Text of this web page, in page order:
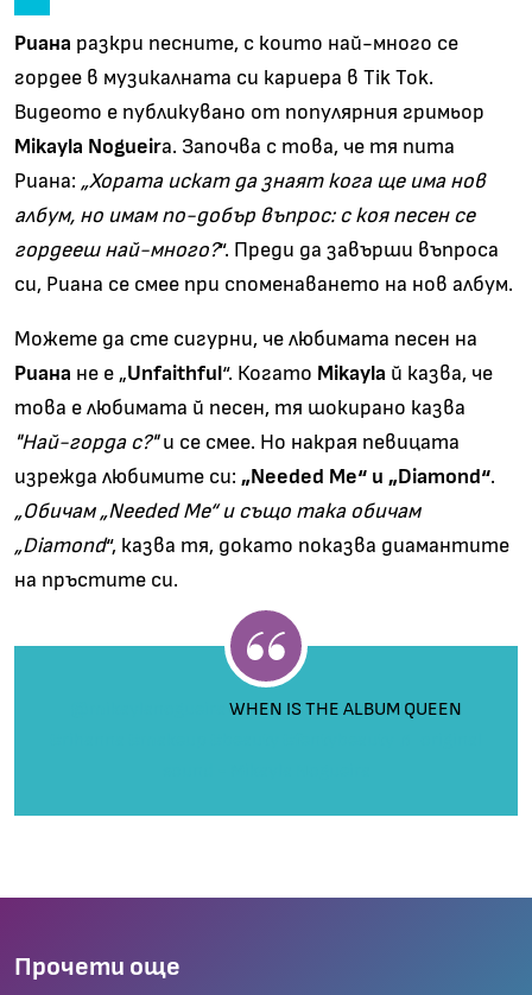
Риана разкри песните, с които най-много се
гордее в музикалната си кариера в Tik Tok.
Видеото е публикувано от популярния гримьор
Mikayla Nogueira. Започва с това, че тя пита
Риана: „Хората искат да знаят кога ще има нов
албум, но имам по-добър въпрос: с коя песен се
гордееш най-много?“. Преди да завърши въпроса
си, Риана се смее при споменаването на нов албум.
Можете да сте сигурни, че любимата песен на
Риана не е „Unfaithful “. Когато Mikayla й казва, че
това е любимата й песен, тя шокирано казва
"Най-горда с?"и се смее. Но накрая певицата
изрежда любимите си: „Needed Me“ и „Diamond“.
„Обичам „Needed Me“ и също така обичам
„Diamond“, казва тя, докато показва диамантите
на пръстите си.
WHEN IS THE ALBUM QUEEN
Прочети още